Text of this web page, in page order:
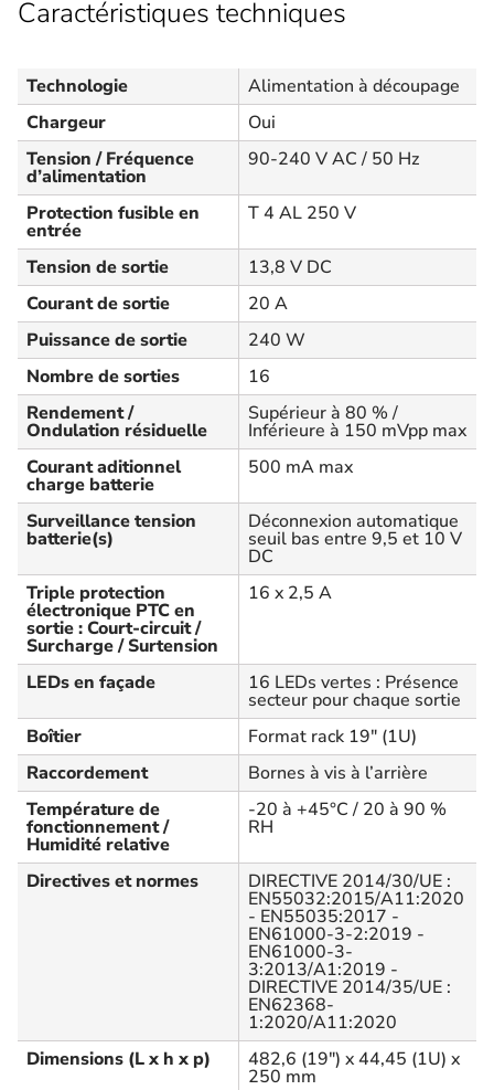
Caractéristiques techniques
Technologie
Alimentation à découpage
Chargeur
Oui
Tension / Fréquence
d’alimentation
90-240 V AC / 50 Hz
Protection fusible en
entrée
T 4 AL 250 V
Tension de sortie
13,8 V DC
Courant de sortie
20 A
Puissance de sortie
240 W
Nombre de sorties
16
Rendement /
Ondulation résiduelle
Supérieur à 80 % /
Inférieure à 150 mVpp max
Courant aditionnel
charge batterie
500 mA max
Surveillance tension
batterie(s)
Déconnexion automatique
seuil bas entre 9,5 et 10 V
DC
Triple protection
électronique PTC en
sortie : Court-circuit /
Surcharge / Surtension
16 x 2,5 A
LEDs en façade 16 LEDs vertes : Présence
secteur pour chaque sortie
Boîtier
Format rack 19" (1U)
Raccordement
Bornes à vis à l’arrière
Température de
fonctionnement /
Humidité relative
-20 à +45°C / 20 à 90 %
RH
Directives et normes DIRECTIVE 2014/30/UE :
EN55032:2015/A11:2020
- EN55035:2017 -
EN61000-3-2:2019 -
EN61000-3-
3:2013/A1:2019 -
DIRECTIVE 2014/35/UE :
EN62368-
1:2020/A11:2020
Dimensions (L x h x p)
482,6 (19") x 44,45 (1U) x
250 mm